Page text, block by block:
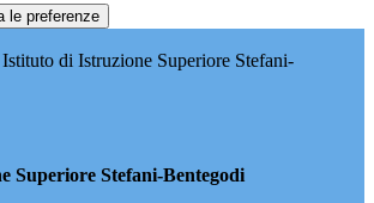
le preferenze
Istituto di Istruzione Superiore Stefani-
Superiore Stefani-Bentegodi